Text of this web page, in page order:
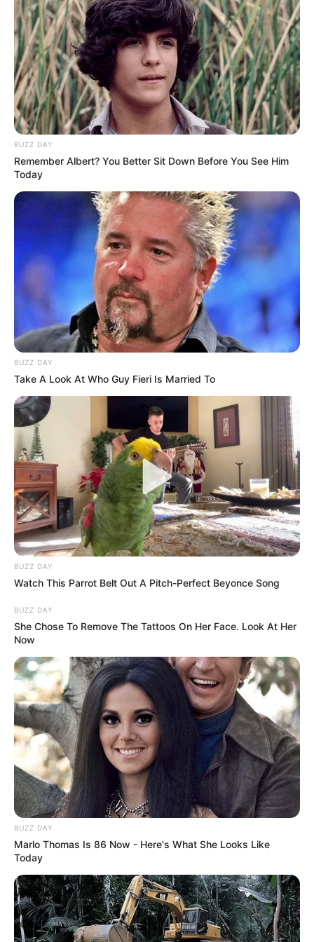
Brasil 360: acompanhamento de gestantes, idosos e diabéticos.
Fonte: JASB - Jornal dos Agentes de Saúde do Brasil
www.jasb.com.br.
Edição Geral: JASB.
Encaminhamento de denúncia ao JASB:
Acesse aqui.
O jornalismo do JASB.com.br precisa de você para continuar
marcando ponto na vida das pessoas.
Compartilhe as nossas
notícias em suas redes sociais!
BUZZ DAY
Remember Albert? You Better Sit Down Before You See Him
Today
BUZZ DAY
Take A Look At Who Guy Fieri Is Married To
BUZZ DAY
Watch This Parrot Belt Out A Pitch-Perfect Beyonce Song
BUZZ DAY
She Chose To Remove The Tattoos On Her Face. Look At Her
Now
BUZZ DAY
Marlo Thomas Is 86 Now - Here's What She Looks Like
Today